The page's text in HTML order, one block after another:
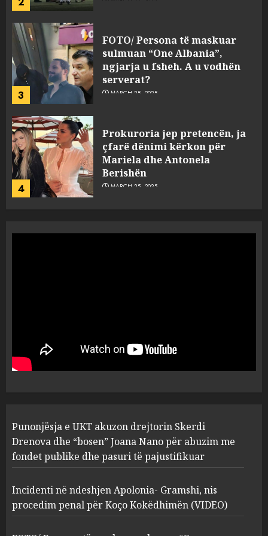
3
FOTO/ Persona të maskuar
sulmuan “One Albania”,
ngjarja u fsheh. A u vodhën
serverat?
MARCH 25, 2025
4
Prokuroria jep pretencën, ja
çfarë dënimi kërkon për
Mariela dhe Antonela
Berishën
MARCH 25, 2025
1
“bosen” Joana Nano për
abuzim me fondet publike dhe
pasuri të pajustifikuar
2
Apolonia- Gramshi, nis
procedim penal për Koço
Kokëdhimën (VIDEO)
MARCH 27, 2025
FOTO/ Persona të maskuar
sulmuan “One Albania”,
ngjarja u fsheh. A u vodhën
Punonjësja e UKT akuzon drejtorin Skerdi
Drenova dhe “bosen” Joana Nano për abuzim me
fondet publike dhe pasuri të pajustifikuar
Incidenti në ndeshjen Apolonia- Gramshi, nis
procedim penal për Koço Kokëdhimën (VIDEO)